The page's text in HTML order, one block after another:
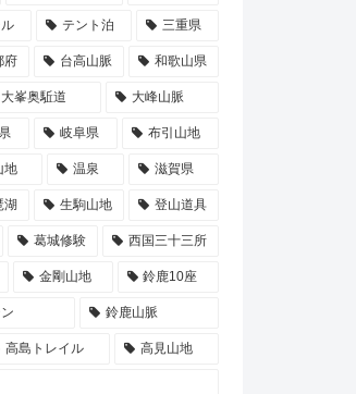
テント泊 三重県
府 台高山脈 和歌山県
大峯奥駈道 大峰山脈
岐阜県 布引山地
地 温泉 滋賀県
湖 生駒山地 登山道具
葛城修験 西国三十三所
金剛山地 鈴鹿10座
鈴鹿山脈
高島トレイル 高見山地